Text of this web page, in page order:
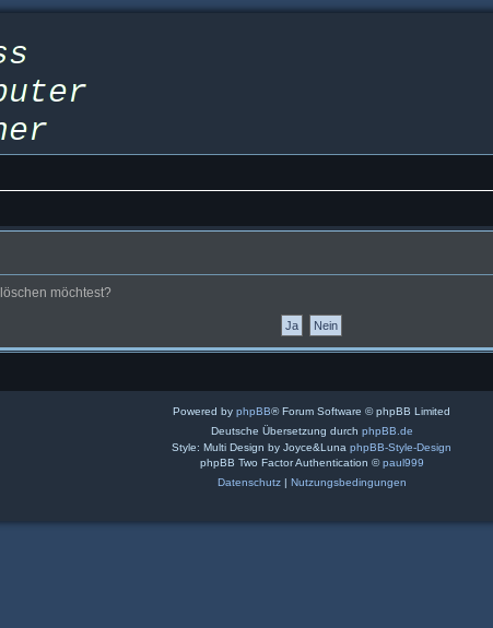
möchtest?
Powered by phpBB® Forum Software © phpBB Limited
Deutsche Übersetzung durch phpBB.de
Style: Multi Design by Joyce&Luna phpBB-Style-Design
phpBB Two Factor Authentication ©paul999
Datenschutz| Nutzungsbedingungen